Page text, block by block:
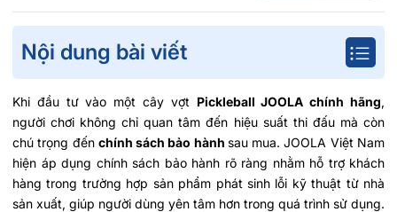
Nội dung bài viết
Khi đầu tư vào một cây vợt Pickleball JOOLA chính hãng,
người chơi không chỉ quan tâm đến hiệu suất thi đấu mà còn
chú trọng đến chính sách bảo hành sau mua. JOOLA Việt Nam
hiện áp dụng chính sách bảo hành rõ ràng nhằm hỗ trợ khách
hàng trong trường hợp sản phẩm phát sinh lỗi kỹ thuật từ nhà
sản xuất, giúp người dùng yên tâm hơn trong quá trình sử dụng.